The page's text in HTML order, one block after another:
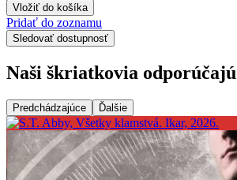
Vložiť do košíka
Pridať do zoznamu
Sledovať dostupnosť
Naši škriatkovia odporúčajú
Predchádzajúce Ďalšie